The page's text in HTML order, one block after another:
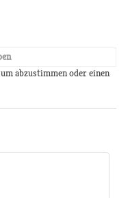
abzustimmen oder einen